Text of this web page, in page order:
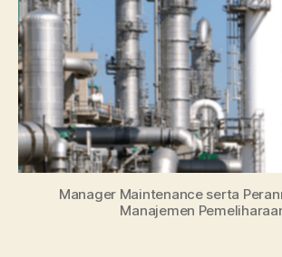
Manager Maintenance serta
Manajemen